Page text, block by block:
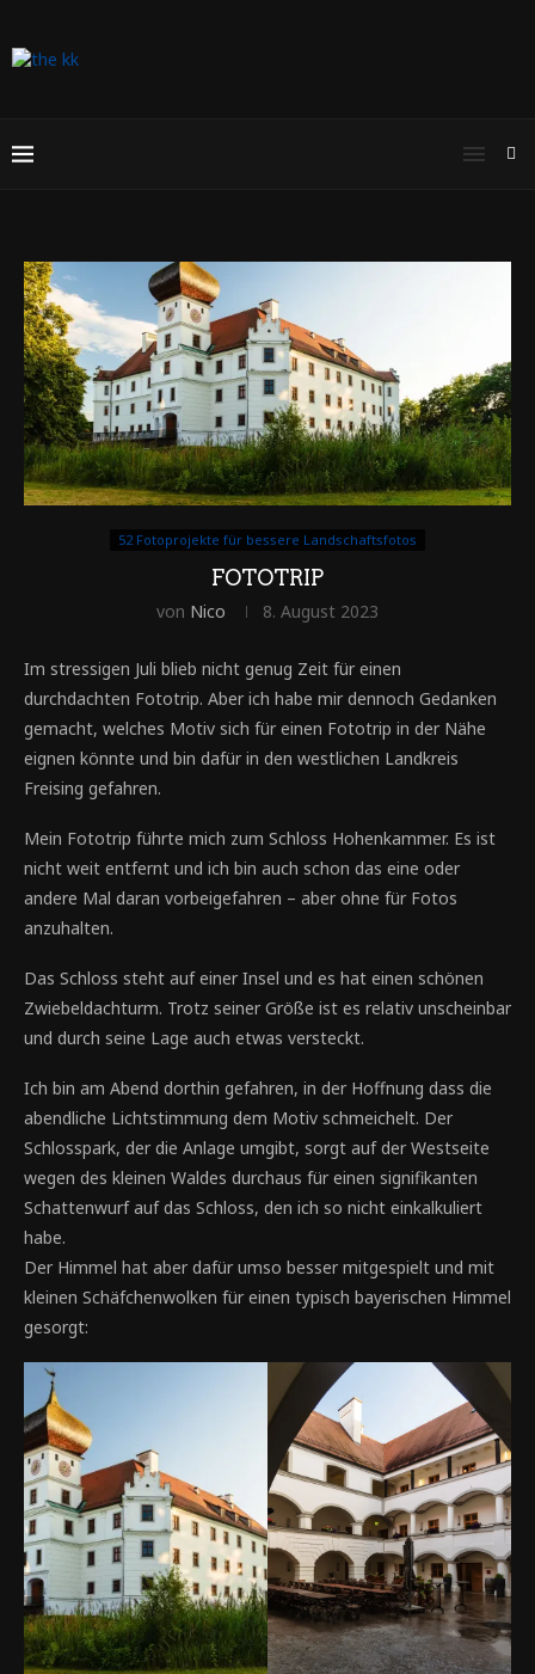
52 Fotoprojekte für bessere Landschaftsfotos
FOTOTRIP
von Nico 8. August 2023
Im stressigen Juli blieb nicht genug Zeit für einen
durchdachten Fototrip. Aber ich habe mir dennoch Gedanken
gemacht, welches Motiv sich für einen Fototrip in der Nähe
eignen könnte und bin dafür in den westlichen Landkreis
Freising gefahren.
Mein Fototrip führte mich zum Schloss Hohenkammer. Es ist
nicht weit entfernt und ich bin auch schon das eine oder
andere Mal daran vorbeigefahren – aber ohne für Fotos
anzuhalten.
Das Schloss steht auf einer Insel und es hat einen schönen
Zwiebeldachturm. Trotz seiner Größe ist es relativ unscheinbar
und durch seine Lage auch etwas versteckt.
Ich bin am Abend dorthin gefahren, in der Hoffnung dass die
abendliche Lichtstimmung dem Motiv schmeichelt. Der
Schlosspark, der die Anlage umgibt, sorgt auf der Westseite
wegen des kleinen Waldes durchaus für einen signifikanten
Schattenwurf auf das Schloss, den ich so nicht einkalkuliert
habe.
Der Himmel hat aber dafür umso besser mitgespielt und mit
kleinen Schäfchenwolken für einen typisch bayerischen Himmel
gesorgt: